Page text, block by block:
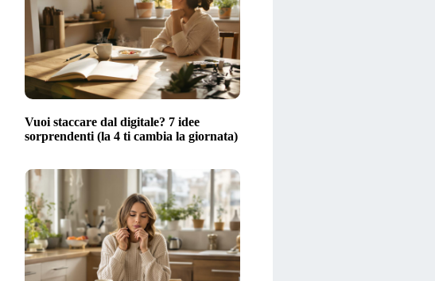
Vuoi staccare dal digitale? 7 idee
sorprendenti (la 4 ti cambia la giornata)